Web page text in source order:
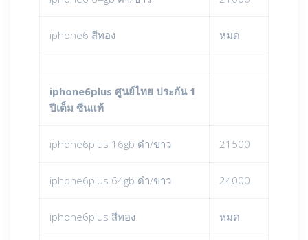
iphone6 สีทอง หมด
iphone6plus ศูนย์ไทย ประกัน 1
ปีเต็ม ซีนแท้
iphone6plus 16gb ดำ/ขาว 21500
iphone6plus 64gb ดำ/ขาว 24000
iphone6plus สีทอง หมด